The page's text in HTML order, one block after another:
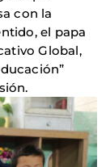
con la
el papa
Global,